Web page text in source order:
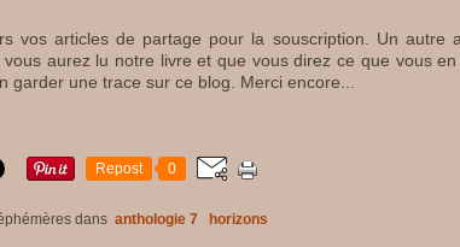
vos articles de partage pour la souscription. Un autre
aurez lu notre livre et que vous direz ce que vous en
garder une trace sur ce blog. Merci encore...
Repost 0
dans anthologie 7
horizons